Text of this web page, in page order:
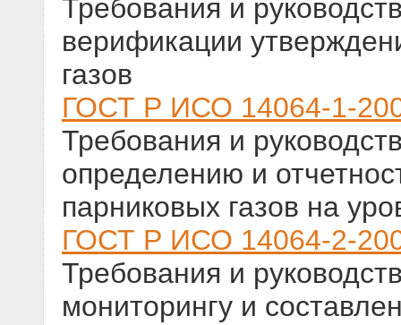
Требования и
верификации
газов
ГОСТ Р ИСО 14064-1-
Требования и
определению и
парниковых газов на
ГОСТ Р ИСО 14064-2-
Требования и
мониторингу и